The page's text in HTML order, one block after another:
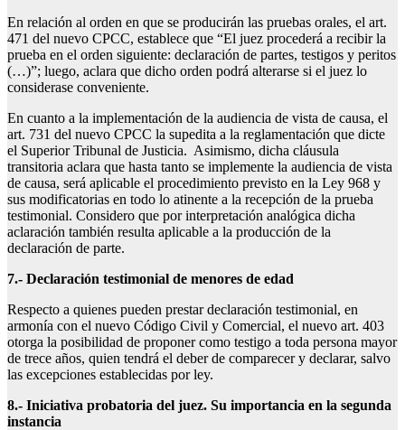
En relación al orden en que se producirán las pruebas orales, el art.
471 del nuevo CPCC, establece que “El juez procederá a recibir la
prueba en el orden siguiente: declaración de partes, testigos y peritos
(…)”; luego, aclara que dicho orden podrá alterarse si el juez lo
considerase conveniente.
En cuanto a la implementación de la audiencia de vista de causa, el
art. 731 del nuevo CPCC la supedita a la reglamentación que dicte
el Superior Tribunal de Justicia. Asimismo, dicha cláusula
transitoria aclara que hasta tanto se implemente la audiencia de vista
de causa, será aplicable el procedimiento previsto en la Ley 968 y
sus modificatorias en todo lo atinente a la recepción de la prueba
testimonial. Considero que por interpretación analógica dicha
aclaración también resulta aplicable a la producción de la
declaración de parte.
7.- Declaración testimonial de menores de edad
Respecto a quienes pueden prestar declaración testimonial, en
armonía con el nuevo Código Civil y Comercial, el nuevo art. 403
otorga la posibilidad de proponer como testigo a toda persona mayor
de trece años, quien tendrá el deber de comparecer y declarar, salvo
las excepciones establecidas por ley.
8.- Iniciativa probatoria del juez. Su importancia en la segunda
instancia